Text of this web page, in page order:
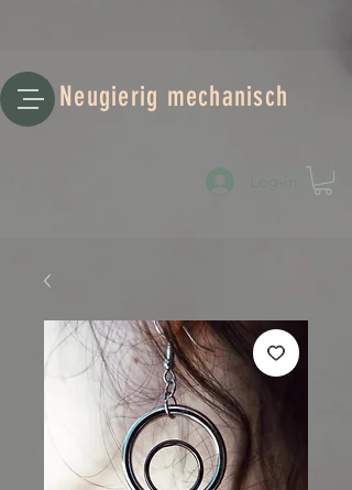
Neugierig mechanisch
Log-in